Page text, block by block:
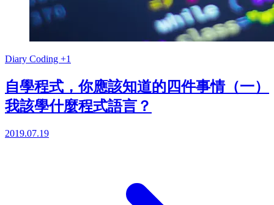
Diary Coding +1
自學程式，你應該知道的四件事情（一）
我該學什麼程式語言？
2019.07.19